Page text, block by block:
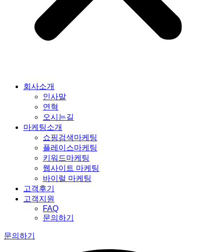
회사소개
인사말
연혁
오시는길
마케팅소개
쇼핑검색마케팅
플레이스마케팅
키워드마케팅
웹사이트 마케팅
바이럴 마케팅
고객후기
고객지원
FAQ
문의하기
문의하기